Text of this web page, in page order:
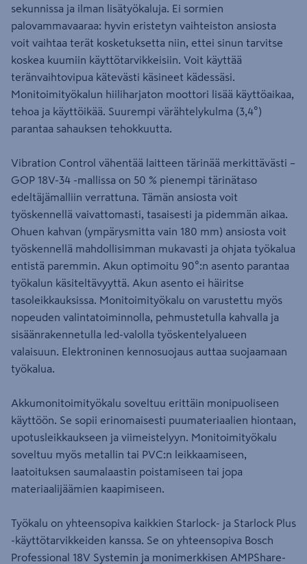
sekunnissa ja ilman lisätyökaluja. Ei sormien
palovammavaaraa: hyvin eristetyn vaihteiston ansiosta
voit vaihtaa terät kosketuksetta niin, ettei sinun tarvitse
koskea kuumiin käyttötarvikkeisiin. Voit käyttää
teränvaihtovipua kätevästi käsineet kädessäsi.
Monitoimityökalun hiiliharjaton moottori lisää käyttöaikaa,
tehoa ja käyttöikää. Suurempi värähtelykulma (3,4°)
parantaa sahauksen tehokkuutta.
Vibration Control vähentää laitteen tärinää merkittävästi –
GOP 18V-34 -mallissa on 50 % pienempi tärinätaso
edeltäjämalliin verrattuna. Tämän ansiosta voit
työskennellä vaivattomasti, tasaisesti ja pidemmän aikaa.
Ohuen kahvan (ympärysmitta vain 180 mm) ansiosta voit
työskennellä mahdollisimman mukavasti ja ohjata työkalua
entistä paremmin. Akun optimoitu 90°:n asento parantaa
työkalun käsiteltävyyttä. Akun asento ei häiritse
tasoleikkauksissa. Monitoimityökalu on varustettu myös
nopeuden valintatoiminnolla, pehmustetulla kahvalla ja
sisäänrakennetulla led-valolla työskentelyalueen
valaisuun. Elektroninen kennosuojaus auttaa suojaamaan
työkalua.
Akkumonitoimityökalu soveltuu erittäin monipuoliseen
käyttöön. Se sopii erinomaisesti puumateriaalien hiontaan,
upotusleikkaukseen ja viimeistelyyn. Monitoimityökalu
soveltuu myös metallin tai PVC:n leikkaamiseen,
laatoituksen saumalaastin poistamiseen tai jopa
materiaalijäämien kaapimiseen.
Työkalu on yhteensopiva kaikkien Starlock- ja Starlock Plus
-käyttötarvikkeiden kanssa. Se on yhteensopiva Bosch
Professional 18V Systemin ja monimerkkisen AMPShare-